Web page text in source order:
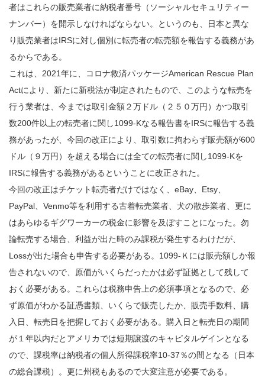
者はこれらの販売業者に納税者番号（ソーシャルセキュリティー
ナンバー）を開示しなければならない。というのも、日本と異な
り販売業者はIRSに対し個別に転売者の転売額を報告する義務があ
るからである。
これは、2021年に、コロナ救済パッケージAmerican Rescue Plan
Actにより、新たに新税法が制定されたもので、このような転売を
行う業者は、今までは取引金額２万ドル（２５０万円）かつ取引
数200件以上の転売者に関し1099-Kなる報告書をIRSに報告する義
務があったが、今回の改正により、取引数に拘わらず販売額が600
ドル（９万円）を超える場合には全ての転売者に関し1099-Kを
IRSに報告する義務があるということに改正された。
今回の改正はチケット転売者だけではなく、eBay、Etsy、
PayPal、Venmo等を利用する古着転売業者、犬の散歩業者、更に
はあらゆるギグワーカーの税金に影響を及ぼすことになった。勿
論転売する場合、利益が出た時のみ課税が発生するわけだが、
Lossが出た場合も申告する必要がある。1099-Ｋには販売額しか報
告されないので、原価がいくらだったかは必ず証拠として残して
おく必要がある。これらは税務申告上の必須事項となるので、必
ず原価がわかる証憑書類、いくらで販売したか、販売手数料、購
入日、転売日を把握しておく必要がある。購入日と転売日の期間
が１年以内だとアメリカでは短期譲渡のキャピタルゲインとなる
ので、課税率は納税者の個人所得課税率10-37％の間となる（日本
の総合課税）。更に州税もあるので大変注意が必要である。